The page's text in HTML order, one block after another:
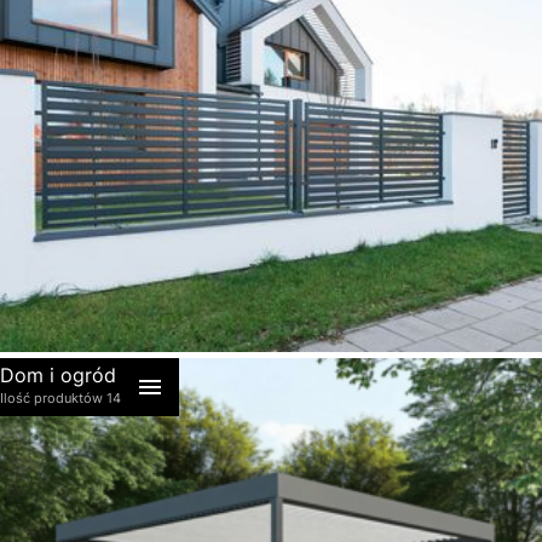
akcesoria
Dom i ogród
Ilość produktów 14